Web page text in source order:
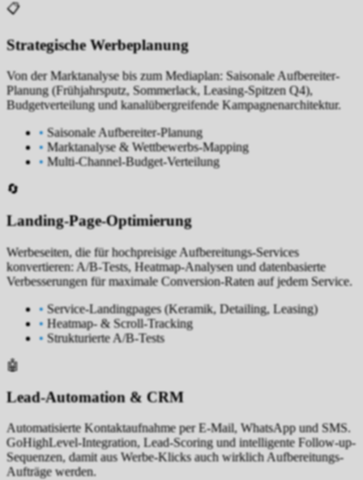
📋
Strategische Werbeplanung
Von der Marktanalyse bis zum Mediaplan: Saisonale Aufbereiter-
Planung (Frühjahrsputz, Sommerlack, Leasing-Spitzen Q4),
Budgetverteilung und kanalübergreifende Kampagnenarchitektur.
• Saisonale Aufbereiter-Planung
• Marktanalyse & Wettbewerbs-Mapping
• Multi-Channel-Budget-Verteilung
🔄
Landing-Page-Optimierung
Werbeseiten, die für hochpreisige Aufbereitungs-Services
konvertieren: A/B-Tests, Heatmap-Analysen und datenbasierte
Verbesserungen für maximale Conversion-Raten auf jedem Service.
• Service-Landingpages (Keramik, Detailing, Leasing)
• Heatmap- & Scroll-Tracking
• Strukturierte A/B-Tests
🤖
Lead-Automation & CRM
Automatisierte Kontaktaufnahme per E-Mail, WhatsApp und SMS.
GoHighLevel-Integration, Lead-Scoring und intelligente Follow-up-
Sequenzen, damit aus Werbe-Klicks auch wirklich Aufbereitungs-
Aufträge werden.